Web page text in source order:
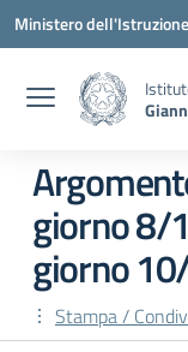
Vai ai contenuti
Vai al menu di
Vai al footer
Ministero
giorno 8/
giorno
Stampa /